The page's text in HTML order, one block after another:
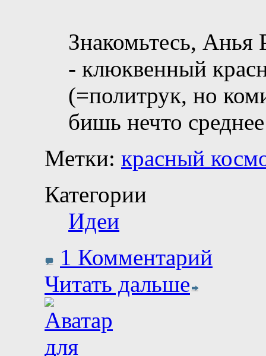
Знакомьтесь,
- клюквенный
(=политрук, но
бишь нечто
Метки: красный
Категории
Идеи
1 Комментарий
Читать дальше